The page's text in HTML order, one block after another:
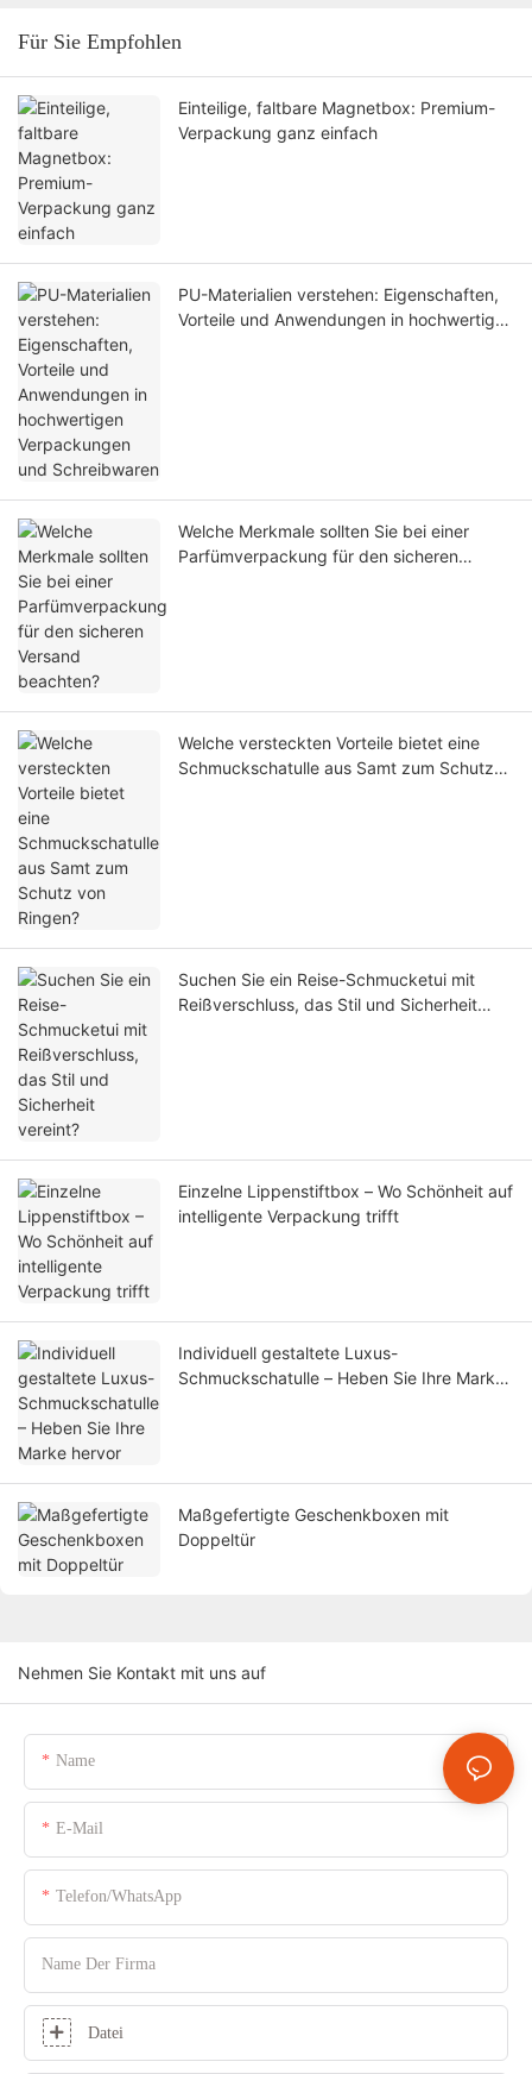
Für Sie Empfohlen
Einteilige, faltbare Magnetbox: Premium-
Verpackung ganz einfach
PU-Materialien verstehen: Eigenschaften,
Vorteile und Anwendungen in hochwertigen
Welche Merkmale sollten Sie bei einer
Parfümverpackung für den sicheren
Welche versteckten Vorteile bietet eine
Schmuckschatulle aus Samt zum Schutz
Suchen Sie ein Reise-Schmucketui mit
Reißverschluss, das Stil und Sicherheit
Einzelne Lippenstiftbox – Wo Schönheit auf
intelligente Verpackung trifft
Individuell gestaltete Luxus-
Schmuckschatulle – Heben Sie Ihre Marke
Maßgefertigte Geschenkboxen mit
Doppeltür
Nehmen Sie Kontakt mit uns auf
Name
E-Mail
Telefon/WhatsApp
Name Der Firma
Datei